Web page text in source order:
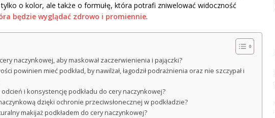
o kolor, ale także o formułę, która potrafi zniwelować widoczność
będzie wyglądać zdrowo i promiennie.
naczynkowej, aby maskował zaczerwienienia i pajączki?
powinien mieć podkład, by nawilżał, łagodził podrażnienia oraz nie szczypał i
i konsystencję podkładu do cery naczynkowej?
dzięki ochronie przeciwsłonecznej w podkładzie?
makijaż podkładem do cery naczynkowej?